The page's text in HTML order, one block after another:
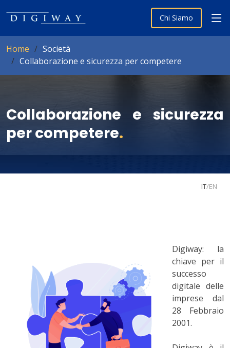
Chi Siamo
Home
Società
Collaborazione e sicurezza per competere
Collaborazione e sicurezza
per competere.
IT/EN
Digiway: la
chiave per il
successo
digitale delle
imprese dal
28 Febbraio
2001.